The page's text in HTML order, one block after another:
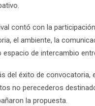
contó con la
el ambiente, la
espacio de intercambio
del éxito de convocatoria,
no perecederos
la propuesta.